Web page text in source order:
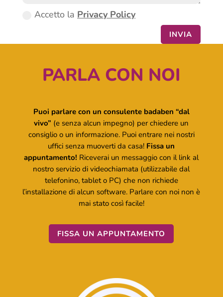
Accetto la Privacy Policy
INVIA
PARLA CON NOI
Puoi parlare con un consulente badaben “dal
vivo” (e senza alcun impegno) per chiedere un
consiglio o un informazione. Puoi entrare nei nostri
uffici senza muoverti da casa! Fissa un
appuntamento! Riceverai un messaggio con il link al
nostro servizio di videochiamata (utilizzabile dal
telefonino, tablet o PC) che non richiede
l’installazione di alcun software. Parlare con noi non è
mai stato così facile!
FISSA UN APPUNTAMENTO